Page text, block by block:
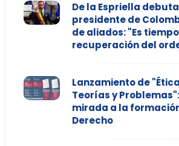
De la Espriella
presidente de
de aliados: "Es
recuperación del
Lanzamiento de
Teorías y
mirada a la
Derecho